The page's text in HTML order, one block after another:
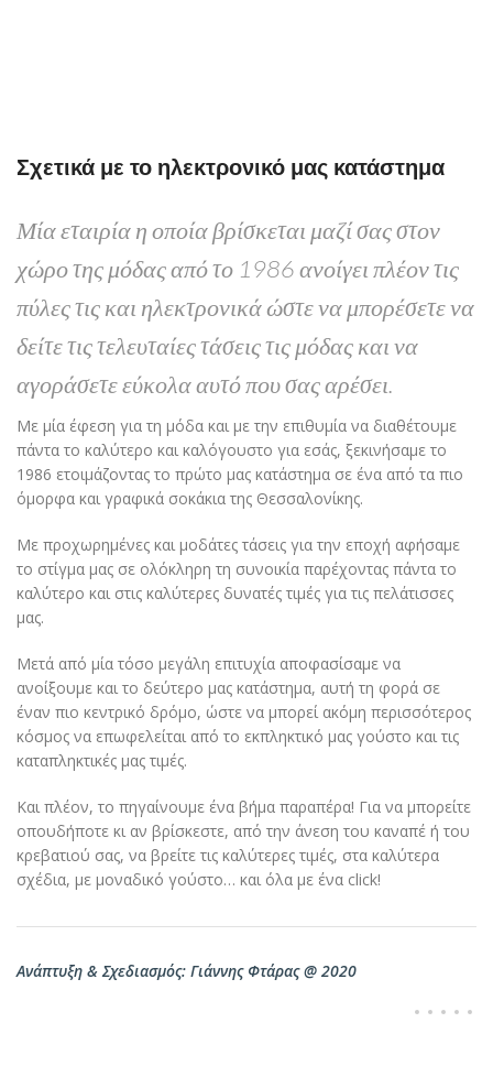
Σχετικά με το ηλεκτρονικό μας κατάστημα
Μία εταιρία η οποία βρίσκεται μαζί σας στον
χώρο της μόδας από το 1986 ανοίγει πλέον τις
πύλες τις και ηλεκτρονικά ώστε να μπορέσετε να
δείτε τις τελευταίες τάσεις τις μόδας και να
αγοράσετε εύκολα αυτό που σας αρέσει.
Με μία έφεση για τη μόδα και με την επιθυμία να διαθέτουμε
πάντα το καλύτερο και καλόγουστο για εσάς, ξεκινήσαμε το
1986 ετοιμάζοντας το πρώτο μας κατάστημα σε ένα από τα πιο
όμορφα και γραφικά σοκάκια της Θεσσαλονίκης.
Με προχωρημένες και μοδάτες τάσεις για την εποχή αφήσαμε
το στίγμα μας σε ολόκληρη τη συνοικία παρέχοντας πάντα το
καλύτερο και στις καλύτερες δυνατές τιμές για τις πελάτισσες
μας.
Μετά από μία τόσο μεγάλη επιτυχία αποφασίσαμε να
ανοίξουμε και το δεύτερο μας κατάστημα, αυτή τη φορά σε
έναν πιο κεντρικό δρόμο, ώστε να μπορεί ακόμη περισσότερος
κόσμος να επωφελείται από το εκπληκτικό μας γούστο και τις
καταπληκτικές μας τιμές.
Και πλέον, το πηγαίνουμε ένα βήμα παραπέρα! Για να μπορείτε
οπουδήποτε κι αν βρίσκεστε, από την άνεση του καναπέ ή του
κρεβατιού σας, να βρείτε τις καλύτερες τιμές, στα καλύτερα
σχέδια, με μοναδικό γούστο… και όλα με ένα click!
Ανάπτυξη & Σχεδιασμός: Γιάννης Φτάρας @ 2020